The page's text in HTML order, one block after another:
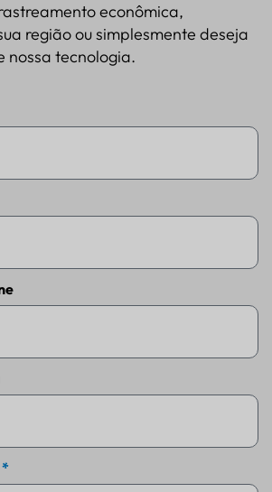
econômica,
região ou simplesmente deseja
nossa tecnologia.